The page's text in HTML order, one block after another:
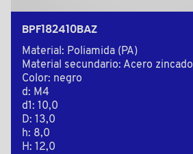
BPF182410BAZ
Material: Poliamida (PA)
Material secundario: Acero zincado
Color: negro
d: M4
d1: 10,0
D: 13,0
h: 8,0
H: 12,0